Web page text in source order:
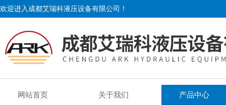
欢迎进入成都艾瑞科液压设备有限公司！
网站首页 关于我们 产品中心